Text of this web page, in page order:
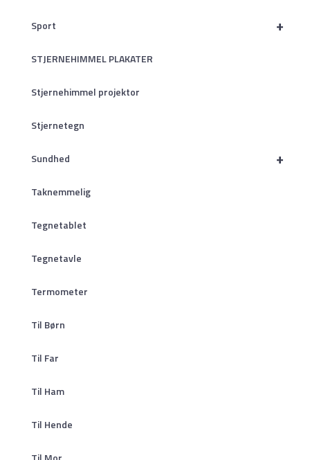
+
Sport
STJERNEHIMMEL PLAKATER
Stjernehimmel projektor
Stjernetegn
+
Sundhed
Taknemmelig
Tegnetablet
Tegnetavle
Termometer
Til Børn
Til Far
Til Ham
Til Hende